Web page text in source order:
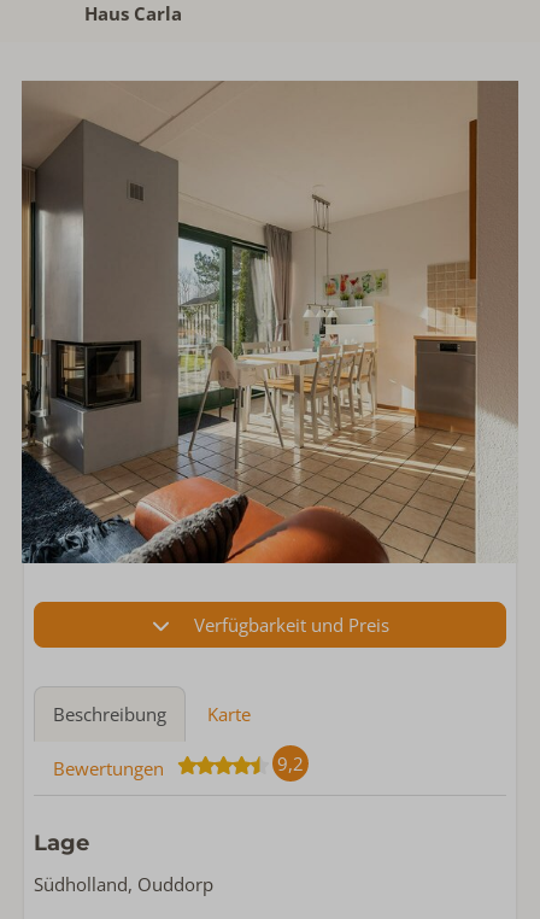
Haus Carla
Verfügbarkeit und Preis
Beschreibung Karte
Bewertungen 9,2
Lage
Südholland, Ouddorp